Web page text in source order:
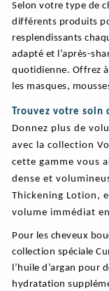
Selon votre type de
différents produits
resplendissants
adapté et l’après-
quotidienne. Offrez
les masques,
Trouvez votre soin
Donnez plus de
avec la collection
cette gamme vous
dense et
Thickening Lotion,
volume immédiat
Pour les cheveux
collection spéciale
l’huile d’argan pour
hydratation